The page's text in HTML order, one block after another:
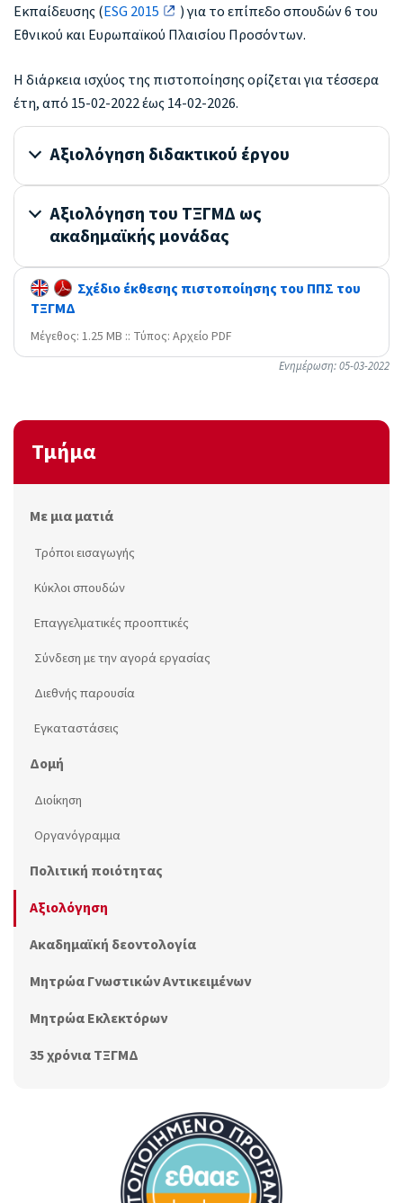
Εκπαίδευσης (ΕSG 2015
) για το επίπεδο σπουδών 6 του
Εθνικού και Ευρωπαϊκού Πλαισίου Προσόντων.
Η διάρκεια ισχύος της πιστοποίησης ορίζεται για τέσσερα
έτη, από 15-02-2022 έως 14-02-2026.
Αξιολόγηση διδακτικού έργου
Αξιολόγηση του ΤΞΓΜΔ ως
ακαδημαϊκής μονάδας
Σχέδιο έκθεσης πιστοποίησης του ΠΠΣ του
ΤΞΓΜΔ
Mέγεθος: 1.25 MB :: Τύπος: Αρχείο PDF
Ενημέρωση: 05-03-2022
Τμήμα
Με μια ματιά
Τρόποι εισαγωγής
Κύκλοι σπουδών
Επαγγελματικές προοπτικές
Σύνδεση με την αγορά εργασίας
Διεθνής παρουσία
Εγκαταστάσεις
Δομή
Διοίκηση
Οργανόγραμμα
Πολιτική ποιότητας
Αξιολόγηση
Ακαδημαϊκή δεοντολογία
Μητρώα Γνωστικών Αντικειμένων
Μητρώα Εκλεκτόρων
35 χρόνια ΤΞΓΜΔ